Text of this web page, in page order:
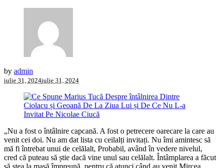
by admin
iulie 31, 2024iulie 31, 2024
„Nu a fost o întâlnire capcană. A fost o petrecere oarecare la care au
venit cei doi. Nu am dat lista cu ceilalți invitați. Nu îmi amintesc să
mă fi întrebat unui de celălalt, Probabil, având în vedere nivelul,
cred că puteau să știe dacă vine unul sau celălalt. Întâmplarea a făcut
să stea la masă împreună, pentru că atunci când au venit Mircea